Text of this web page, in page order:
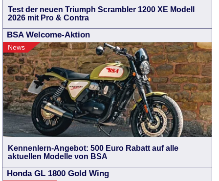
Test der neuen Triumph Scrambler 1200 XE Modell
2026 mit Pro & Contra
BSA Welcome-Aktion
News
Kennenlern-Angebot: 500 Euro Rabatt auf alle
aktuellen Modelle von BSA
Honda GL 1800 Gold Wing